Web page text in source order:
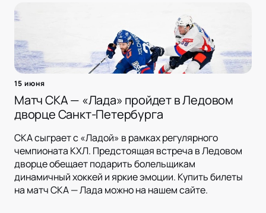
15 июня
Матч СКА — «Лада» пройдет в Ледовом
дворце Санкт-Петербурга
СКА сыграет с «Ладой» в рамках регулярного
чемпионата КХЛ. Предстоящая встреча в Ледовом
дворце обещает подарить болельщикам
динамичный хоккей и яркие эмоции. Купить билеты
на матч СКА — Лада можно на нашем сайте.